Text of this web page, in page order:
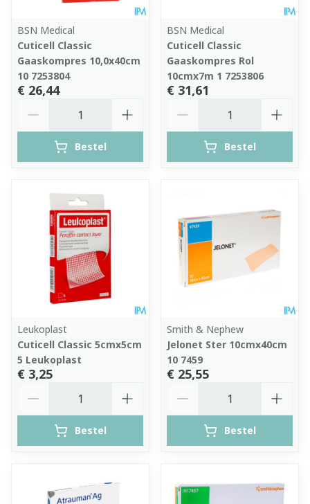
BSN Medical
Cuticell Classic
Gaaskompres 10,0x40cm
10 7253804
€ 26,44
Bestel
BSN Medical
Cuticell Classic
Gaaskompres Rol
10cmx7m 1 7253806
€ 31,61
Bestel
Leukoplast
Cuticell Classic 5cmx5cm
5 Leukoplast
€ 3,25
Bestel
Smith & Nephew
Jelonet Ster 10cmx40cm
10 7459
€ 25,55
Bestel